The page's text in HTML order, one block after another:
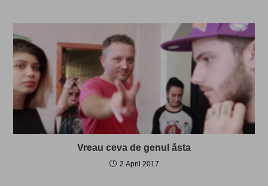
Vreau ceva de genul ăsta
2 April 2017